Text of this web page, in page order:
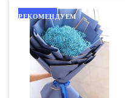
РЕКОМЕНДУЕМ